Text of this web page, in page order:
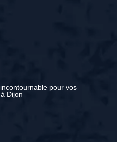
pour vos
Dijon